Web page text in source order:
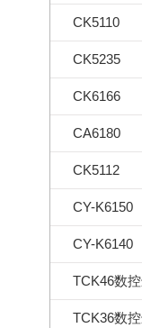
CK5110
CK5235
CK6166
CA6180
CK5112
CY-K6150
CY-K6140
TCK46数
TCK36数